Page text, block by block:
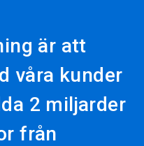
är att
våra kunder
2 miljarder
från